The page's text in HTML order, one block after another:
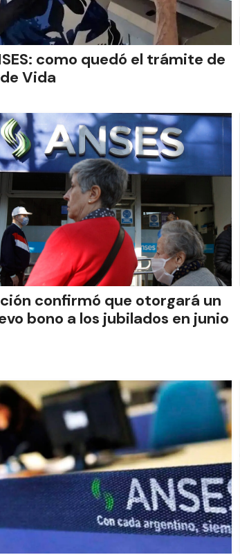
como quedó el trámite de
Vida
confirmó que otorgará un
bono a los jubilados en junio